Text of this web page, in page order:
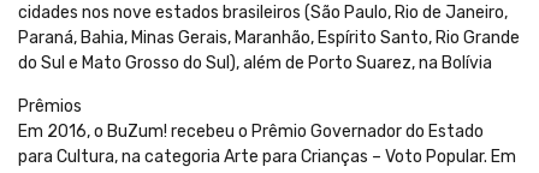
cidades nos nove estados brasileiros (São Paulo, Rio de Janeiro,
Paraná, Bahia, Minas Gerais, Maranhão, Espírito Santo, Rio Grande
do Sul e Mato Grosso do Sul), além de Porto Suarez, na Bolívia
Prêmios
Em 2016, o BuZum! recebeu o Prêmio Governador do Estado
para Cultura, na categoria Arte para Crianças – Voto Popular. Em